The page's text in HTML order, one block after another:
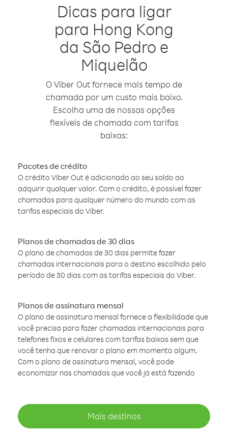
Dicas para ligar
para Hong Kong
da São Pedro e
Miquelão
O Viber Out fornece mais tempo de
chamada por um custo mais baixo.
Escolha uma de nossas opções
flexíveis de chamada com tarifas
baixas:
Pacotes de crédito
O crédito Viber Out é adicionado ao seu saldo ao
adquirir qualquer valor. Com o crédito, é possível fazer
chamadas para qualquer número do mundo com as
tarifas especiais do Viber.
Planos de chamadas de 30 dias
O plano de chamadas de 30 dias permite fazer
chamadas internacionais para o destino escolhido pelo
período de 30 dias com as tarifas especiais do Viber.
Planos de assinatura mensal
O plano de assinatura mensal fornece a flexibilidade que
você precisa para fazer chamadas internacionais para
telefones fixos e celulares com tarifas baixas sem que
você tenha que renovar o plano em momento algum.
Com o plano de assinatura mensal, você pode
economizar nas chamadas que você já está fazendo
Mais destinos